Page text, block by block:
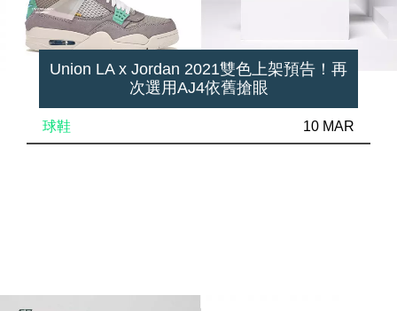
Union LA x Jordan 2021雙色上架預告！再
次選用AJ4依舊搶眼
球鞋 10 MAR